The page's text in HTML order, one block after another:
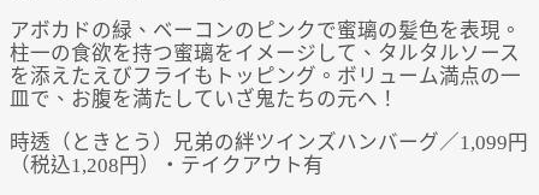
アボカドの緑、ベーコンのピンクで蜜璃の髪色を表現。
柱一の食欲を持つ蜜璃をイメージして、タルタルソース
を添えたえびフライもトッピング。ボリューム満点の一
皿で、お腹を満たしていざ鬼たちの元へ！
時透（ときとう）兄弟の絆ツインズハンバーグ／1,099円
（税込1,208円）・テイクアウト有